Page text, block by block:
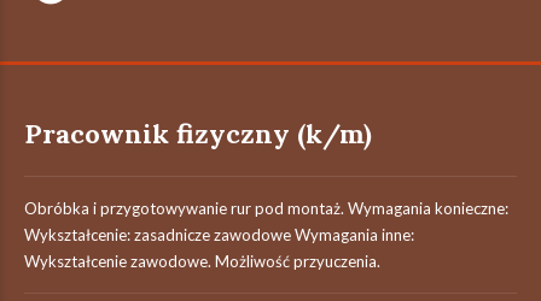
Pracownik fizyczny (k/m)
Obróbka i przygotowywanie rur pod montaż. Wymagania konieczne:
Wykształcenie: zasadnicze zawodowe Wymagania inne:
Wykształcenie zawodowe. Możliwość przyuczenia.